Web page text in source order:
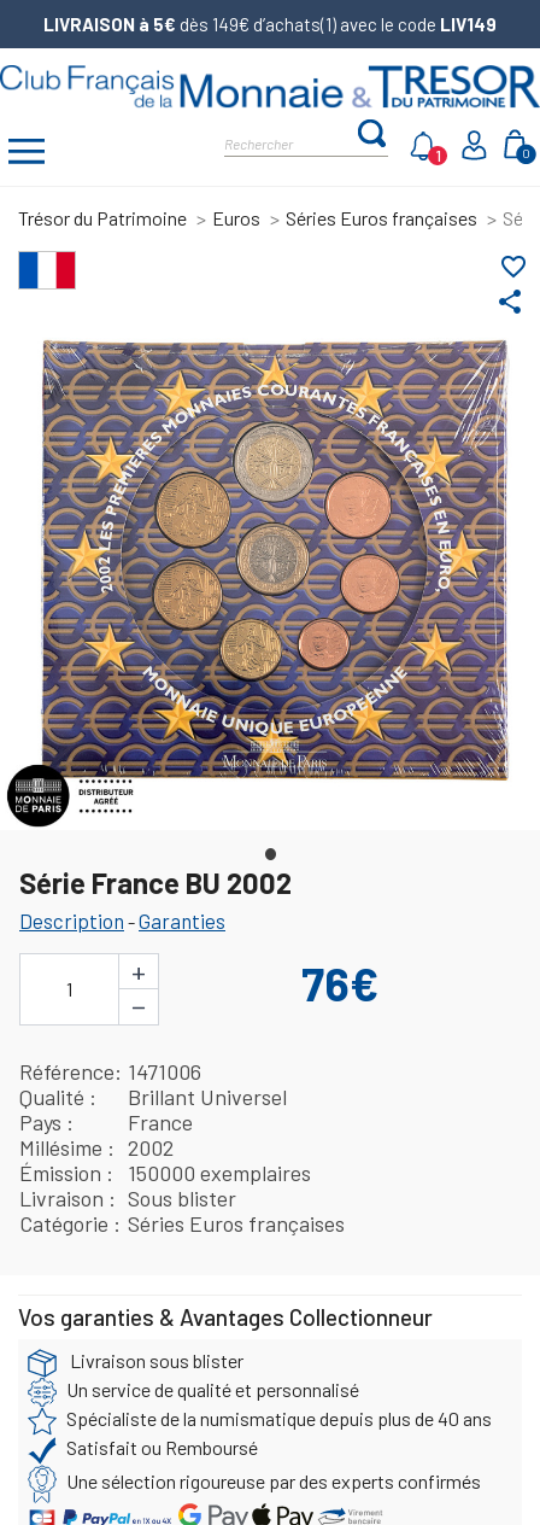
LIVRAISON à 5€ dès 149€ d’achats(1) avec le code LIV149
0
1
Trésor du Patrimoine Euros Séries Euros françaises
share
favorite_border
Série France BU 2002
Description -Garanties
1
+
−
76€
Référence 1471006
Qualité
Brillant Universel
Pays
France
Millésime
2002
Émission
150000 exemplaires
Livraison
Sous blister
Catégorie
Séries Euros françaises
Vos garanties & Avantages Collectionneur
Livraison sous blister
Un service de qualité et personnalisé
Spécialiste de la numismatique depuis plus de 40 ans
Satisfait ou Remboursé
Une sélection rigoureuse par des experts confirmés